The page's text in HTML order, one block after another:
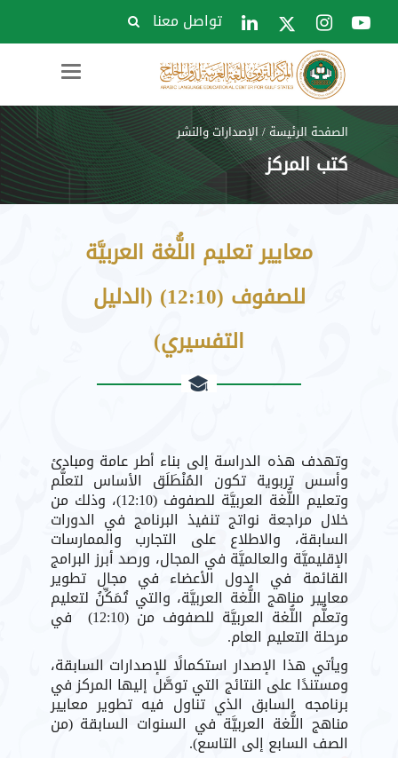
تواصل معنا
Toggle
الصفحة الرئيسة/الإصدارات والنشر
كتب المركز
معايير تعليم اللُّغة العربيَّة
للصفوف (12:10) (الدليل
التفسيري)
وتهدف هذه الدراسة إلى بناء أطر عامة ومبادئ
وأسس تربوية تكون المُنْطَلَق الأساس لتعلُّم
وتعليم اللُّغة العربيَّة للصفوف (12:10)، وذلك من
خلال مراجعة نواتج تنفيذ البرنامج في الدورات
السابقة، والاطلاع على التجارب والممارسات
الإقليميَّة والعالميَّة في المجال، ورصد أبرز البرامج
القائمة في الدول الأعضاء في مجال تطوير
معايير مناهج اللُّغة العربيَّة، والتي تُمَكِّنُ لتعليم
وتعلُّم اللُّغة العربيَّة للصفوف من (12:10) في
مرحلة التعليم العام.
ويأتي هذا الإصدار استكمالًا للإصدارات السابقة،
ومستندًا على النتائج التي توصَّل إليها المركز في
برنامجه السابق الذي تناول فيه تطوير معايير
مناهج اللُّغة العربيَّة في السنوات السابقة (من
الصف السابع إلى التاسع).